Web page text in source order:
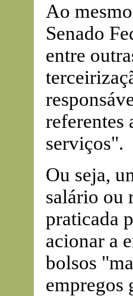
Ao
Senado
entre
referentes
serviços".
Ou seja,
salário ou
praticada
acionar a
bolsos
empregos